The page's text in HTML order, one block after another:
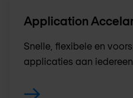
Application
Snelle, flexibele en
applicaties aan